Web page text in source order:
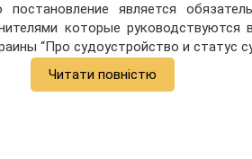
является
которые руководствуются
“Про судоустройство и статус
Читати повністю